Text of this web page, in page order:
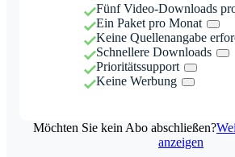
Fünf Video-Downloads
Ein Paket pro Monat
Keine Quellenangabe
Schnellere Downloads
Prioritätssupport
Keine Werbung
Möchten Sie kein Abo abschließen?
anzeigen